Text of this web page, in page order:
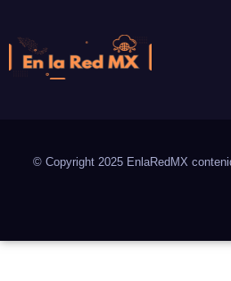
© Copyright 2025 EnlaRedMX